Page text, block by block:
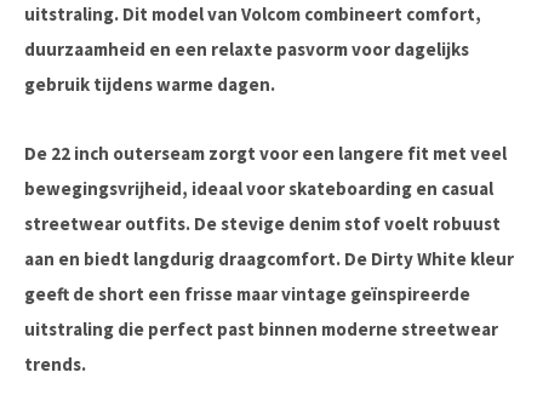
uitstraling. Dit model van Volcom combineert comfort,
duurzaamheid en een relaxte pasvorm voor dagelijks
gebruik tijdens warme dagen.
De 22 inch outerseam zorgt voor een langere fit met veel
bewegingsvrijheid, ideaal voor skateboarding en casual
streetwear outfits. De stevige denim stof voelt robuust
aan en biedt langdurig draagcomfort. De Dirty White kleur
geeft de short een frisse maar vintage geïnspireerde
uitstraling die perfect past binnen moderne streetwear
trends.